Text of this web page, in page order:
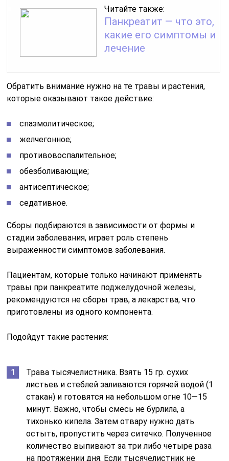
Читайте также:
Панкреатит — что это,
какие его симптомы и
лечение
Обратить внимание нужно на те травы и растения,
которые оказывают такое действие:
спазмолитическое;
желчегонное;
противовоспалительное;
обезболивающие;
антисептическое;
седативное.
Сборы подбираются в зависимости от формы и
стадии заболевания, играет роль степень
выраженности симптомов заболевания.
Пациентам, которые только начинают применять
травы при панкреатите поджелудочной железы,
рекомендуются не сборы трав, а лекарства, что
приготовлены из одного компонента.
Подойдут такие растения:
Трава тысячелистника. Взять 15 гр. сухих
листьев и стеблей заливаются горячей водой (1
стакан) и готовятся на небольшом огне 10—15
минут. Важно, чтобы смесь не бурлила, а
тихонько кипела. Затем отвару нужно дать
остыть, пропустить через ситечко. Полученное
количество выпивают за три либо четыре раза
на протяжении дня. Если тысячелистник не